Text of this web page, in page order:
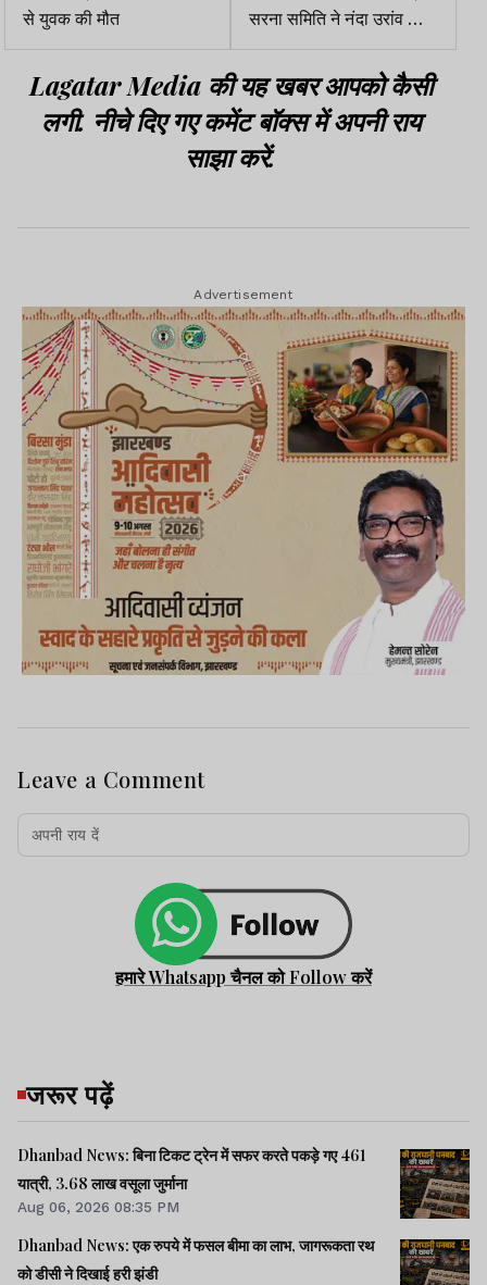
से युवक की मौत
सरना समिति ने नंदा उरांव को
बनाया जिला उपाध्यक्ष
Lagatar Media की यह खबर आपको कैसी
लगी. नीचे दिए गए कमेंट बॉक्स में अपनी राय
साझा करें.
Advertisement
Leave a Comment
हमारे Whatsapp चैनल को Follow करें
जरूर पढ़ें
Dhanbad News: बिना टिकट ट्रेन में सफर करते पकड़े गए 461
यात्री, 3.68 लाख वसूला जुर्माना
Aug 06, 2026 08:35 PM
Dhanbad News: एक रुपये में फसल बीमा का लाभ, जागरूकता रथ
को डीसी ने दिखाई हरी झंडी